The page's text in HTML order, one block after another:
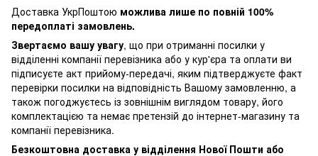
Доставка УкрПоштою можлива лише по повній 100%
передоплаті замовлень.
Звертаємо вашу увагу, що при отриманні посилки у
відділенні компанії перевізника або у кур'єра та оплати ви
підписуєте акт прийому-передачі, яким підтверджуєте факт
перевірки посилки на відповідність Вашому замовленню, а
також погоджуєтесь із зовнішнім виглядом товару, його
комплектацією та немає претензій до інтернет-магазину та
компанії перевізника.
Безкоштовна доставка у відділення Нової Пошти або